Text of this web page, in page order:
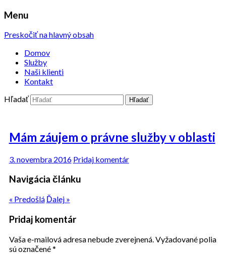
Menu
Preskočiť na hlavný obsah
Domov
Služby
Naši klienti
Kontakt
Hľadať
Mám záujem o právne služby v oblasti
3. novembra 2016 Pridaj komentár
Navigácia článku
« Predošlá Ďalej »
Pridaj komentár
Vaša e-mailová adresa nebude zverejnená. Vyžadované polia
sú označené*